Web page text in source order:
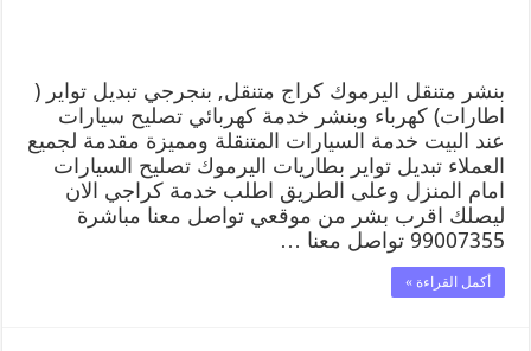
بنشر متنقل اليرموك كراج متنقل, بنجرجي تبديل تواير (
اطارات) كهرباء وبنشر خدمة كهربائي تصليح سيارات
عند البيت خدمة السيارات المتنقلة ومميزة مقدمة لجميع
العملاء تبديل تواير بطاريات اليرموك تصليح السيارات
امام المنزل وعلى الطريق اطلب خدمة كراجي الان
ليصلك اقرب بشر من موقعي تواصل معنا مباشرة
99007355 تواصل معنا …
أكمل القراءة »